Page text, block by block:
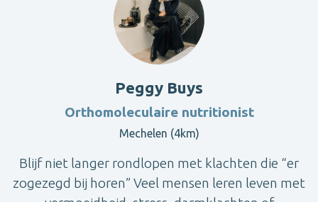
Peggy Buys
Orthomoleculaire nutritionist
Mechelen (4km)
Blijf niet langer rondlopen met klachten die “er
zogezegd bij horen” Veel mensen leren leven met